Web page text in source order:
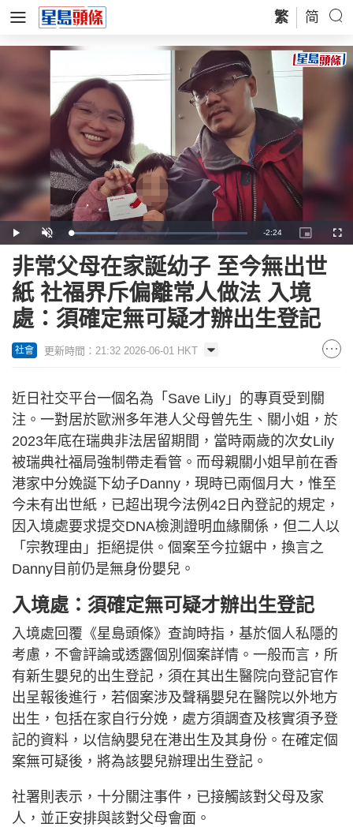
繁 简
Play Unmute Loaded:
26.37%
Remaining
Time
-2:24
Picture-
in-
非常父母在家誕幼子 至今無出世
紙 社福界斥偏離常人做法 入境
處：須確定無可疑才辦出生登記
社會 更新時間：21:32 2026-06-01 HKT
近日社交平台一個名為「Save Lily」的專頁受到關
注。一對居於歐洲多年港人父母曾先生、關小姐，於
2023年底在瑞典非法居留期間，當時兩歲的次女Lily
被瑞典社福局強制帶走看管。而母親關小姐早前在香
港家中分婏誕下幼子Danny，現時已兩個月大，惟至
今未有出世紙，已超出現今法例42日內登記的規定，
因入境處要求提交DNA檢測證明血緣關係，但二人以
「宗教理由」拒絕提供。個案至今拉鋸中，換言之
Danny目前仍是無身份嬰兒。
入境處：須確定無可疑才辦出生登記
入境處回覆《星島頭條》查詢時指，基於個人私隱的
考慮，不會評論或透露個別個案詳情。一般而言，所
有新生嬰兒的出生登記，須在其出生醫院向登記官作
出呈報後進行，若個案涉及聲稱嬰兒在醫院以外地方
出生，包括在家自行分娩，處方須調查及核實須予登
記的資料，以信納嬰兒在港出生及其身份。在確定個
案無可疑後，將為該嬰兒辦理出生登記。
社署則表示，十分關注事件，已接觸該對父母及家
人，並正安排與該對父母會面。